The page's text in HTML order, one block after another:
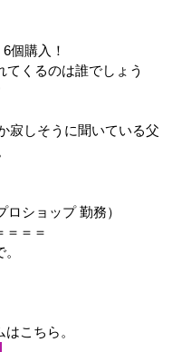
6個購入！
てくるのは誰でしょう
寂しそうに聞いている父
ショップ 勤務）
＝＝＝
こちら。